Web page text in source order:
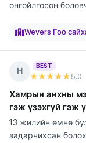
онгойлгосон
Wevers Гоо
Н
BEST
★★★★★ 5.0
Хамрын анхны
гэж үзэхгүй гэж
13 жилийн өмнө
задарчихсан